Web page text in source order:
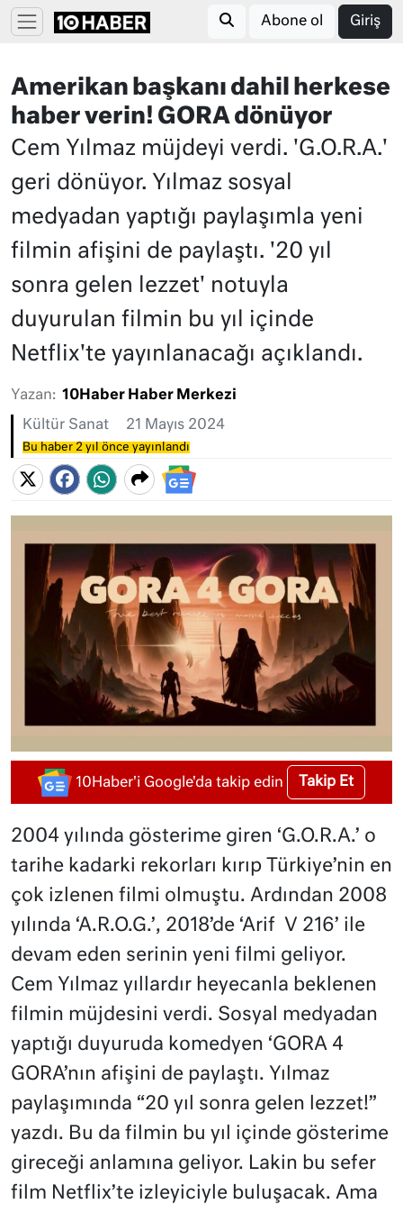
Abone ol Giriş
Amerikan başkanı dahil herkese
haber verin! GORA dönüyor
Cem Yılmaz müjdeyi verdi. 'G.O.R.A.'
geri dönüyor. Yılmaz sosyal
medyadan yaptığı paylaşımla yeni
filmin afişini de paylaştı. '20 yıl
sonra gelen lezzet' notuyla
duyurulan filmin bu yıl içinde
Netflix'te yayınlanacağı açıklandı.
Yazan: 10Haber Haber Merkezi
Kültür Sanat 21 Mayıs 2024
Bu haber 2 yıl önce yayınlandı
10Haber'i Google'da takip edin Takip Et
2004 yılında gösterime giren ‘G.O.R.A.’ o
tarihe kadarki rekorları kırıp Türkiye’nin en
çok izlenen filmi olmuştu. Ardından 2008
yılında ‘A.R.O.G.’, 2018’de ‘Arif V 216’ ile
devam eden serinin yeni filmi geliyor.
Cem Yılmaz yıllardır heyecanla beklenen
filmin müjdesini verdi. Sosyal medyadan
yaptığı duyuruda komedyen ‘GORA 4
GORA’nın afişini de paylaştı. Yılmaz
paylaşımında “20 yıl sonra gelen lezzet!”
yazdı. Bu da filmin bu yıl içinde gösterime
gireceği anlamına geliyor. Lakin bu sefer
film Netflix’te izleyiciyle buluşacak. Ama